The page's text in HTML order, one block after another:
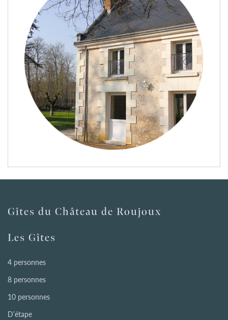
Gîtes du Château de Roujoux
Les Gîtes
4 personnes
8 personnes
10 personnes
D’étape